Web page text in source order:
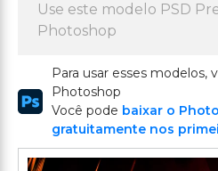
Use este modelo PSD
Photoshop
Para usar esses modelos,
Photoshop
Você pode baixar o
gratuitamente nos